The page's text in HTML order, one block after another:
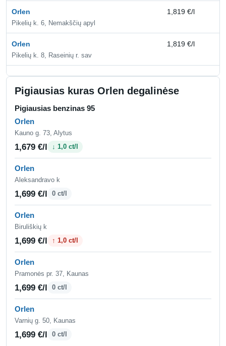
Orlen
Pikelių k. 6, Nemakščių apyl
1,819 €/l
Orlen
Pikelių k. 8, Raseinių r. sav
1,819 €/l
Pigiausias kuras Orlen degalinėse
Pigiausias benzinas 95
Orlen
Kauno g. 73, Alytus
1,679 €/l ↓ 1,0 ct/l
Orlen
Aleksandravo k
1,699 €/l 0 ct/l
Orlen
Biruliškių k
1,699 €/l ↑ 1,0 ct/l
Orlen
Pramonės pr. 37, Kaunas
1,699 €/l 0 ct/l
Orlen
Varnių g. 50, Kaunas
1,699 €/l 0 ct/l